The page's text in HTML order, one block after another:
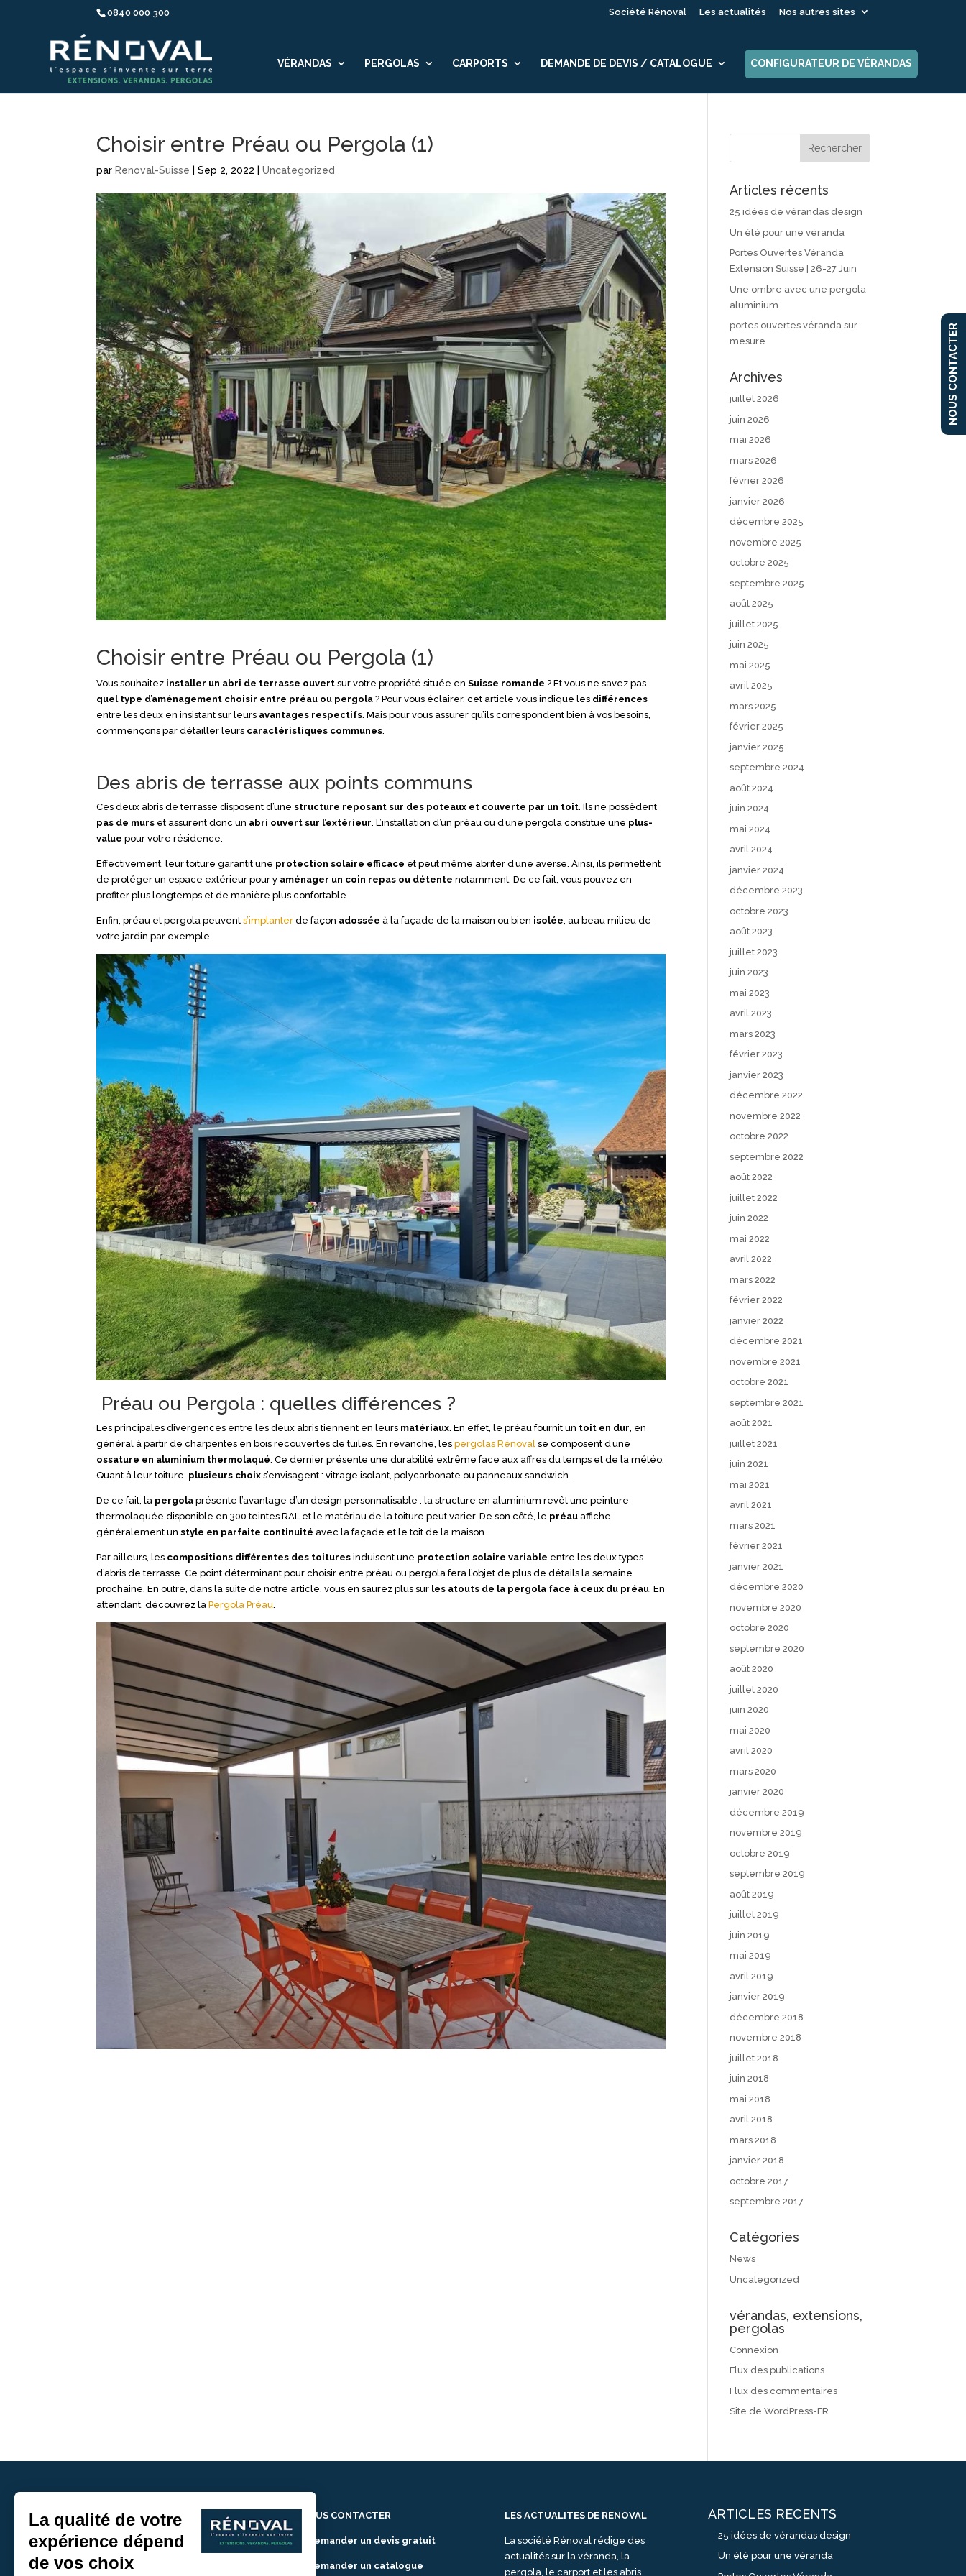
0840 000 300 Société Rénoval Les actualités Nos autres sites
VÉRANDAS PERGOLAS CARPORTS DEMANDE DE DEVIS / CATALOGUE CONFIGURATEUR DE VÉRANDAS
Choisir entre Préau ou Pergola (1)
par Renoval-Suisse |Sep 2, 2022 |Uncategorized
Choisir entre Préau ou Pergola (1)
Vous souhaitez installer un abri de terrasse ouvert sur votre propriété située enSuisse romande ? Et vous ne savez pas
quel type d’aménagement choisir entre préau ou pergola ? Pour vous éclairer, cet article vous indique les différences
entre les deux en insistant sur leurs avantages respectifs . Mais pour vous assurer qu’ils correspondent bien à vos besoins,
commençons par détailler leurs caractéristiques communes
Des abris de terrasse aux points communs
Ces deux abris de terrasse disposent d’unestructure reposant sur des poteaux et couverte par un toit . Ils ne possèdent
pas de murs et assurent donc un abri ouvert sur l’extérieur . L’installation d’un préau ou d’une pergola constitue une plus-
value pour votre résidence.
Effectivement, leur toiture garantit une protection solaire efficace et peut même abriter d’une averse. Ainsi, ils permettent
de protéger un espace extérieur pour y aménager un coin repas ou détente notamment. De ce fait, vous pouvez en
profiter plus longtemps et de manière plus confortable.
Enfin, préau et pergola peuvents’implanter de façon adossée à la façade de la maison ou bien isolée , au beau milieu de
votre jardin par exemple.
Préau ou Pergola : quelles différences ?
Les principales divergences entre les deux abris tiennent en leurs matériaux. En effet, le préau fournit un toit en dur, en
général à partir de charpentes en bois recouvertes de tuiles. En revanche, lespergolas Rénoval se composent d’une
ossature en aluminium thermolaqué. Ce dernier présente une durabilité extrême face aux affres du temps et de la météo.
Quant à leur toiture, plusieurs choix s’envisagent : vitrage isolant, polycarbonate ou panneaux sandwich.
De ce fait, la pergola présente l’avantage d’un design personnalisable : la structure en aluminium revêt une peinture
thermolaquée disponible en 300 teintes RAL et le matériau de la toiture peut varier. De son côté, le préau affiche
généralement unstyle en parfaite continuité avec la façade et le toit de la maison.
Par ailleurs, les compositions différentes des toitures induisent une protection solaire variable entre les deux types
d’abris de terrasse. Ce point déterminant pour choisir entre préau ou pergola fera l’objet de plus de détails la semaine
prochaine. En outre, dans la suite de notre article, vous en saurez plus sur les atouts de la pergola face à ceux du préau. En
attendant, découvrez laPergola Préau.
Articles récents
25 idées de vérandas design
Un été pour une véranda
Portes Ouvertes Véranda
Extension Suisse | 26-27 Juin
Une ombre avec une pergola
aluminium
portes ouvertes véranda sur
mesure
Archives
juillet 2026
juin 2026
mai 2026
mars 2026
février 2026
janvier 2026
décembre 2025
novembre 2025
octobre 2025
septembre 2025
août 2025
juillet 2025
juin 2025
mai 2025
avril 2025
mars 2025
février 2025
janvier 2025
septembre 2024
août 2024
juin 2024
mai 2024
avril 2024
janvier 2024
décembre 2023
octobre 2023
août 2023
juillet 2023
juin 2023
mai 2023
avril 2023
mars 2023
février 2023
janvier 2023
décembre 2022
novembre 2022
octobre 2022
septembre 2022
août 2022
juillet 2022
juin 2022
mai 2022
avril 2022
mars 2022
février 2022
janvier 2022
décembre 2021
novembre 2021
octobre 2021
septembre 2021
août 2021
juillet 2021
juin 2021
mai 2021
avril 2021
mars 2021
février 2021
janvier 2021
décembre 2020
novembre 2020
octobre 2020
septembre 2020
août 2020
juillet 2020
juin 2020
mai 2020
avril 2020
mars 2020
janvier 2020
décembre 2019
novembre 2019
octobre 2019
septembre 2019
août 2019
juillet 2019
juin 2019
mai 2019
avril 2019
janvier 2019
décembre 2018
novembre 2018
juillet 2018
juin 2018
mai 2018
avril 2018
mars 2018
janvier 2018
octobre 2017
septembre 2017
Catégories
News
Uncategorized
vérandas, extensions,
pergolas
Connexion
Flux des publications
Flux des commentaires
Site de WordPress-FR
NOUS CONTACTER
> Demander un devis gratuit
> Demander un catalogue
LES ACTUALITES DE RENOVAL
La société Rénoval rédige des
actualités sur la véranda, la
pergola, le carport et les abris.
ARTICLES RECENTS
25 idées de vérandas design
Un été pour une véranda
NOUS CONTACTER